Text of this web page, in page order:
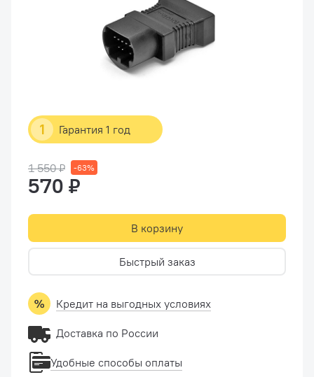
1 Гарантия 1 год
1 550 ₽ -63%
570 ₽
В корзину
Быстрый заказ
Кредит на выгодных условиях
Доставка по России
Удобные способы оплаты